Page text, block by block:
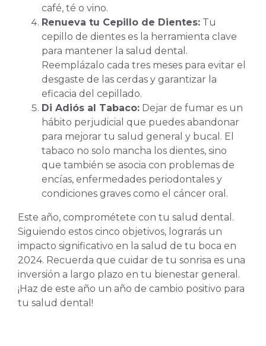
café, té o vino.
Renueva tu Cepillo de Dientes: Tu
cepillo de dientes es la herramienta clave
para mantener la salud dental.
Reemplázalo cada tres meses para evitar el
desgaste de las cerdas y garantizar la
eficacia del cepillado.
Di Adiós al Tabaco: Dejar de fumar es un
hábito perjudicial que puedes abandonar
para mejorar tu salud general y bucal. El
tabaco no solo mancha los dientes, sino
que también se asocia con problemas de
encías, enfermedades periodontales y
condiciones graves como el cáncer oral.
Este año, comprométete con tu salud dental.
Siguiendo estos cinco objetivos, lograrás un
impacto significativo en la salud de tu boca en
2024. Recuerda que cuidar de tu sonrisa es una
inversión a largo plazo en tu bienestar general.
¡Haz de este año un año de cambio positivo para
tu salud dental!